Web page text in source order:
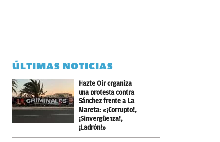
ÚLTIMAS NOTICIAS
Hazte Oir organiza
una protesta contra
Sánchez frente a La
Mareta: «¡Corrupto!,
¡Sinvergüenza!,
¡Ladrón!»